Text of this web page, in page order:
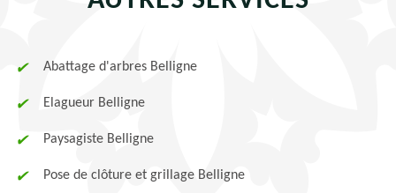
Abattage d'arbres Belligne
Elagueur Belligne
Paysagiste Belligne
Pose de clôture et grillage Belligne